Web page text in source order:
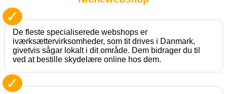
✓
De fleste specialiserede webshops er
iværksættervirksomheder, som tit drives i Danmark,
givetvis sågar lokalt i dit område. Dem bidrager du til
ved at bestille skydelære online hos dem.
✓